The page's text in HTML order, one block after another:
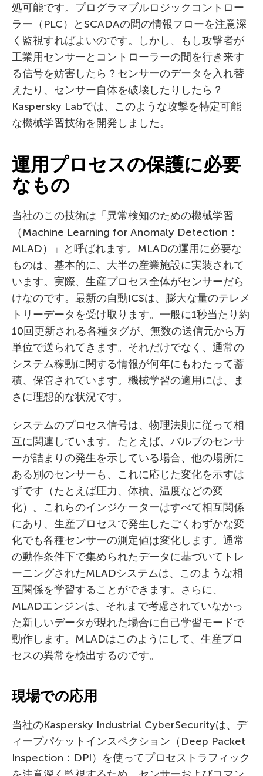
処可能です。プログラマブルロジックコントロー
ラー（PLC）とSCADAの間の情報フローを注意深
く監視すればよいのです。しかし、もし攻撃者が
工業用センサーとコントローラーの間を行き来す
る信号を妨害したら？センサーのデータを入れ替
えたり、センサー自体を破壊したりしたら？
Kaspersky Labでは、このような攻撃を特定可能
な機械学習技術を開発しました。
運用プロセスの保護に必要
なもの
当社のこの技術は「異常検知のための機械学習
（Machine Learning for Anomaly Detection：
MLAD）」と呼ばれます。MLADの運用に必要な
ものは、基本的に、大半の産業施設に実装されて
います。実際、生産プロセス全体がセンサーだら
けなのです。最新の自動ICSは、膨大な量のテレメ
トリーデータを受け取ります。一般に1秒当たり約
10回更新される各種タグが、無数の送信元から万
単位で送られてきます。それだけでなく、通常の
システム稼動に関する情報が何年にもわたって蓄
積、保管されています。機械学習の適用には、ま
さに理想的な状況です。
システムのプロセス信号は、物理法則に従って相
互に関連しています。たとえば、バルブのセンサ
ーが詰まりの発生を示している場合、他の場所に
ある別のセンサーも、これに応じた変化を示すは
ずです（たとえば圧力、体積、温度などの変
化）。これらのインジケーターはすべて相互関係
にあり、生産プロセスで発生したごくわずかな変
化でも各種センサーの測定値は変化します。通常
の動作条件下で集められたデータに基づいてトレ
ーニングされたMLADシステムは、このような相
互関係を学習することができます。さらに、
MLADエンジンは、それまで考慮されていなかっ
た新しいデータが現れた場合に自己学習モードで
動作します。MLADはこのようにして、生産プロ
セスの異常を検出するのです。
現場での応用
当社のKaspersky Industrial CyberSecurityは、デ
ィープパケットインスペクション（Deep Packet
Inspection：DPI）を使ってプロセストラフィック